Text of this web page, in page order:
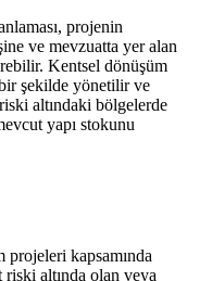
projenin
ve mevzuatta yer alan
Kentsel dönüşüm
şekilde yönetilir ve
altındaki bölgelerde
yapı stokunu
projeleri kapsamında
altında olan veya